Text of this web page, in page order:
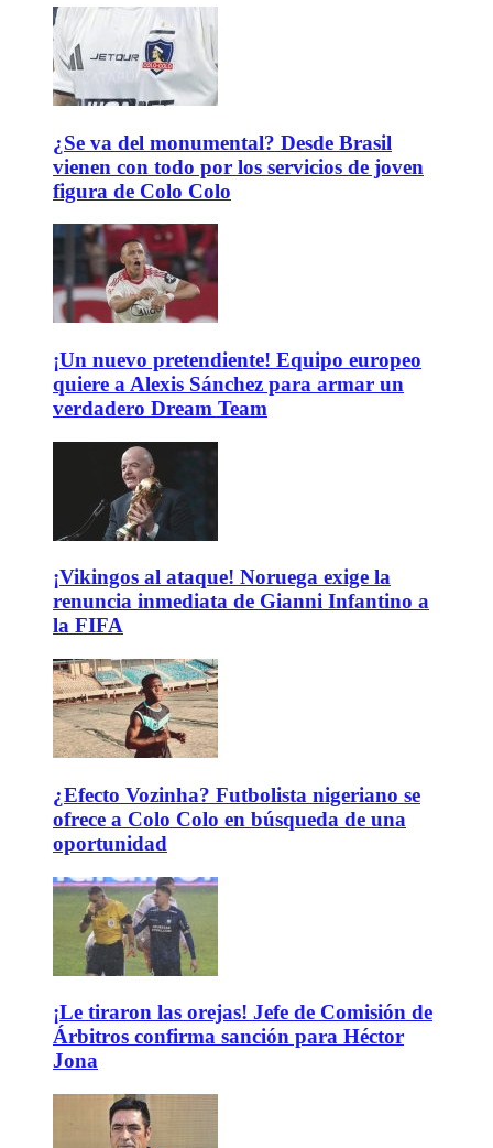
¿Se va del monumental? Desde Brasil
vienen con todo por los servicios de joven
figura de Colo Colo
¡Un nuevo pretendiente! Equipo europeo
quiere a Alexis Sánchez para armar un
verdadero Dream Team
¡Vikingos al ataque! Noruega exige la
renuncia inmediata de Gianni Infantino a
la FIFA
¿Efecto Vozinha? Futbolista nigeriano se
ofrece a Colo Colo en búsqueda de una
oportunidad
¡Le tiraron las orejas! Jefe de Comisión de
Árbitros confirma sanción para Héctor
Jona